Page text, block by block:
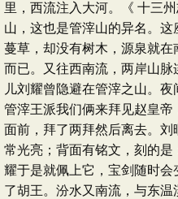
里，西流注入大河。《 十三
山，这也是管滓山的异名。
蔓草，却没有树木，源泉就
而已。又往西南流，两岸山
儿刘耀曾隐避在管滓之山。
管滓王派我们俩来拜见赵皇
面前，拜了两拜然后离去。
常光亮；背面有铭文，刻的是
耀于是就佩上它，宝剑随时
了胡王。汾水又南流，与东